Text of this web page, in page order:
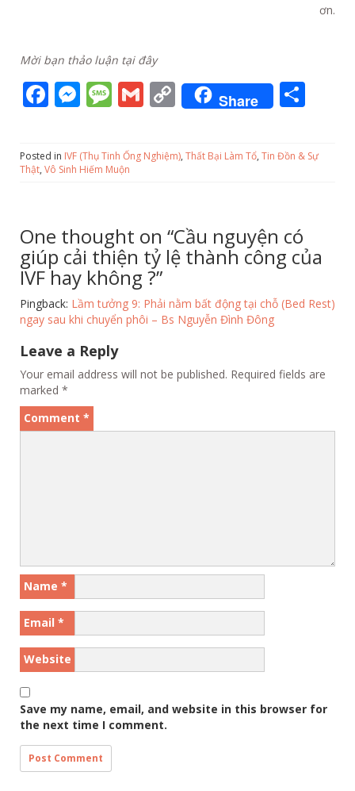
ơn.
Mời bạn thảo luận tại đây
F
e
b
k
M
ss
e
er
M
ss
a
e
G
ai
l
C
o
p
y
n
k
Share
ar
e
Posted in IVF (Thụ Tinh Ống Nghiệm), Thất Bại Làm Tổ, Tin Đồn & Sự
Thật, Vô Sinh Hiếm Muộn
One thought on “Cầu nguyện có
giúp cải thiện tỷ lệ thành công của
IVF hay không ?”
Pingback: Lầm tưởng 9: Phải nằm bất động tại chỗ (Bed Rest)
ngay sau khi chuyển phôi – Bs Nguyễn Đình Đông
Leave a Reply
Your email address will not be published. Required fields are
marked *
Comment *
Name *
Email *
Website
Save my name, email, and website in this browser for
the next time I comment.